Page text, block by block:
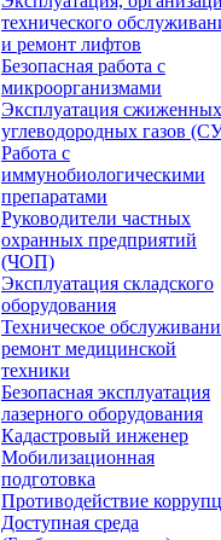
технического
и ремонт лифтов
Безопасная работа с
микроорганизмами
Эксплуатация сжиженных
углеводородных газов
Работа с
иммунобиологическими
препаратами
Руководители частных
охранных предприятий
(ЧОП)
Эксплуатация складского
оборудования
Техническое
ремонт медицинской
техники
Безопасная эксплуатация
лазерного оборудования
Кадастровый инженер
Мобилизационная
подготовка
Противодействие
Доступная среда